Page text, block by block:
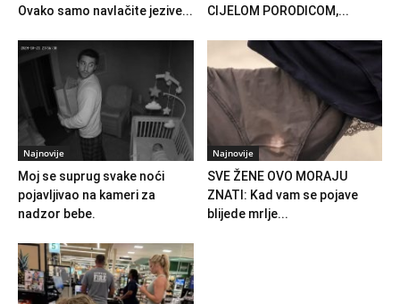
Ovako samo navlačite jezive...
CIJELOM PORODICOM,...
Najnovije
Moj se suprug svake noći
pojavljivao na kameri za
nadzor bebe.
Najnovije
SVE ŽENE OVO MORAJU
ZNATI: Kad vam se pojave
blijede mrlje...